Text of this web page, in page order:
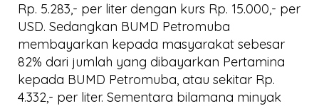
Rp. 5.283,- per liter dengan kurs Rp. 15.000,- per
USD. Sedangkan BUMD Petromuba
membayarkan kepada masyarakat sebesar
82% dari jumlah yang dibayarkan Pertamina
kepada BUMD Petromuba, atau sekitar Rp.
4.332,- per liter. Sementara bilamana minyak